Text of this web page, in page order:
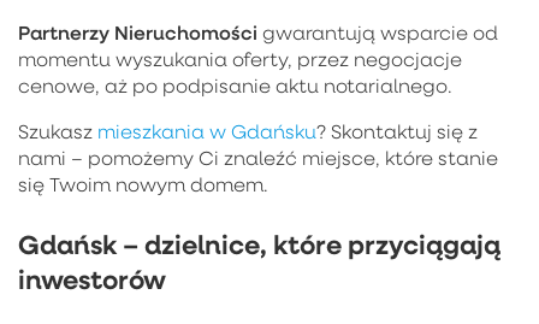
Partnerzy Nieruchomości gwarantują wsparcie od
momentu wyszukania oferty, przez negocjacje
cenowe, aż po podpisanie aktu notarialnego.
Szukasz mieszkania w Gdańsku? Skontaktuj się z
nami – pomożemy Ci znaleźć miejsce, które stanie
się Twoim nowym domem.
Gdańsk – dzielnice, które przyciągają
inwestorów